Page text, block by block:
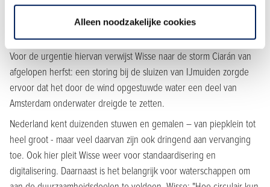
Alleen noodzakelijke cookies
Watersysteem
Wat betreft het watersysteem is voor waterschappen de belangrijke
taak weggelegd om het waterpeil op de juiste hoogte te houden.
Voor de urgentie hiervan verwijst Wisse naar de storm Ciarán van
afgelopen herfst: een storing bij de sluizen van IJmuiden zorgde
ervoor dat het door de wind opgestuwde water een deel van
Amsterdam onderwater dreigde te zetten.
Nederland kent duizenden stuwen en gemalen – van piepklein tot
heel groot - maar veel daarvan zijn ook dringend aan vervanging
toe. Ook hier pleit Wisse weer voor standaardisering en
digitalisering. Daarnaast is het belangrijk voor waterschappen om